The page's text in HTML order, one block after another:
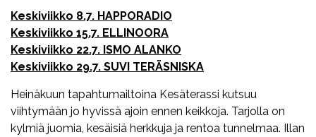
Keskiviikko 8.7. HAPPORADIO
Keskiviikko 15.7. ELLINOORA
Keskiviikko 22.7. ISMO ALANKO
Keskiviikko 29.7. SUVI TERÄSNISKA
Heinäkuun tapahtumailtoina Kesäterassi kutsuu
viihtymään jo hyvissä ajoin ennen keikkoja. Tarjolla on
kylmiä juomia, kesäisiä herkkuja ja rentoa tunnelmaa. Illan